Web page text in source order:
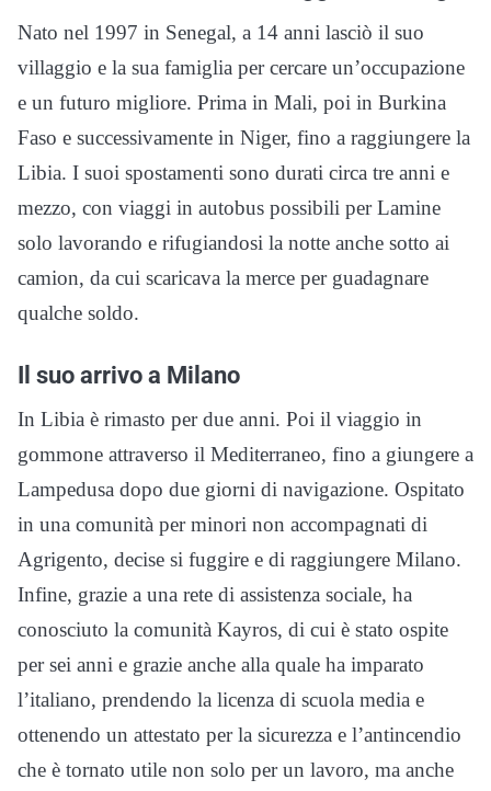
Nato nel 1997 in Senegal, a 14 anni lasciò il suo
villaggio e la sua famiglia per cercare un’occupazione
e un futuro migliore. Prima in Mali, poi in Burkina
Faso e successivamente in Niger, fino a raggiungere la
Libia. I suoi spostamenti sono durati circa tre anni e
mezzo, con viaggi in autobus possibili per Lamine
solo lavorando e rifugiandosi la notte anche sotto ai
camion, da cui scaricava la merce per guadagnare
qualche soldo.
Il suo arrivo a Milano
In Libia è rimasto per due anni. Poi il viaggio in
gommone attraverso il Mediterraneo, fino a giungere a
Lampedusa dopo due giorni di navigazione. Ospitato
in una comunità per minori non accompagnati di
Agrigento, decise si fuggire e di raggiungere Milano.
Infine, grazie a una rete di assistenza sociale, ha
conosciuto la comunità Kayros, di cui è stato ospite
per sei anni e grazie anche alla quale ha imparato
l’italiano, prendendo la licenza di scuola media e
ottenendo un attestato per la sicurezza e l’antincendio
che è tornato utile non solo per un lavoro, ma anche